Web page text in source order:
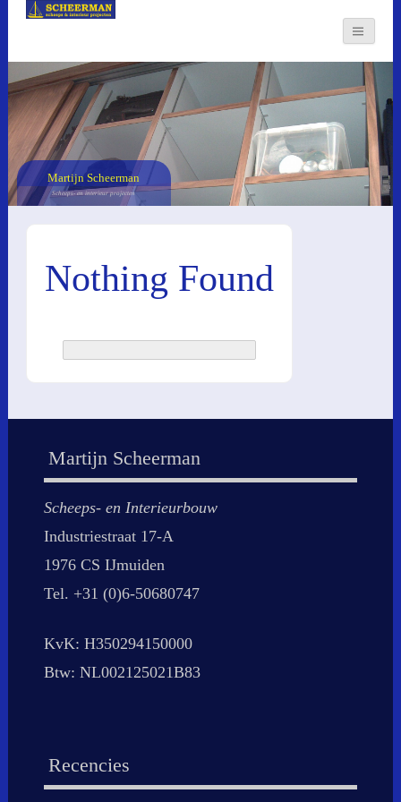
Martijn Scheerman
Scheeps- en interieur projecten
Nothing Found
Martijn Scheerman
Scheeps- en Interieurbouw
Industriestraat 17-A
1976 CS IJmuiden
Tel. +31 (0)6-50680747
KvK: H350294150000
Btw: NL002125021B83
Recencies